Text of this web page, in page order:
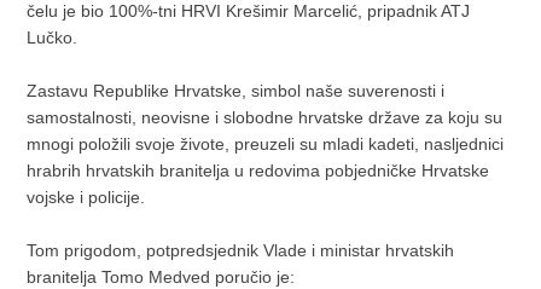
čelu je bio 100%-tni HRVI Krešimir Marcelić, pripadnik ATJ
Lučko.
Zastavu Republike Hrvatske, simbol naše suverenosti i
samostalnosti, neovisne i slobodne hrvatske države za koju su
mnogi položili svoje živote, preuzeli su mladi kadeti, nasljednici
hrabrih hrvatskih branitelja u redovima pobjedničke Hrvatske
vojske i policije.
Tom prigodom, potpredsjednik Vlade i ministar hrvatskih
branitelja Tomo Medved poručio je: